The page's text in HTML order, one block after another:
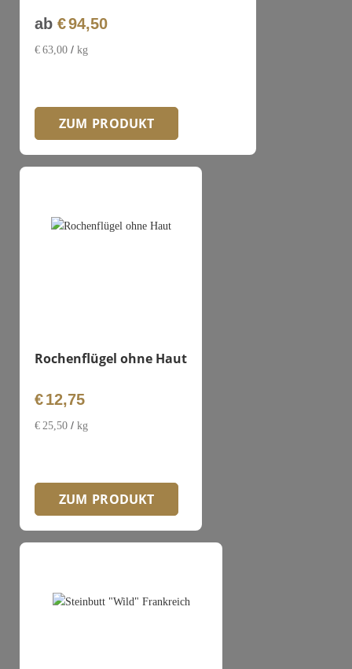
ab €94,50
€ 63,00 / kg
ZUM PRODUKT
Rochenflügel ohne Haut
€12,75
€ 25,50 / kg
ZUM PRODUKT